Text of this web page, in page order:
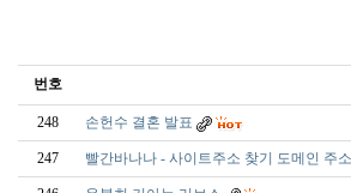
번호
248 손헌수 결혼 발표
247 빨간바나나 - 사이트주소 찾기 도메인 주